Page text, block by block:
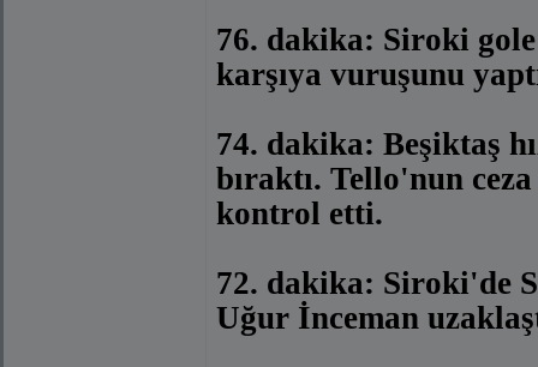
76. dakika: Siroki
karşıya vuruşunu
74. dakika: Beşiktaş
bıraktı. Tello'nun
kontrol etti.
72. dakika: Siroki'de
Uğur İnceman